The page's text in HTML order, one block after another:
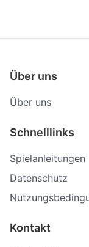
Über uns
Über uns
Schnelllinks
Spielanleitungen
Datenschutz
Kontakt